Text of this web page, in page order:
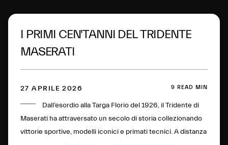
I PRIMI CEN'TANNI DEL TRIDENTE
MASERATI
27 APRILE 2026 9 READ MIN
Dall’esordio alla Targa Florio del 1926, il Tridente di
Maserati ha attraversato un secolo di storia collezionando
vittorie sportive, modelli iconici e primati tecnici. A distanza